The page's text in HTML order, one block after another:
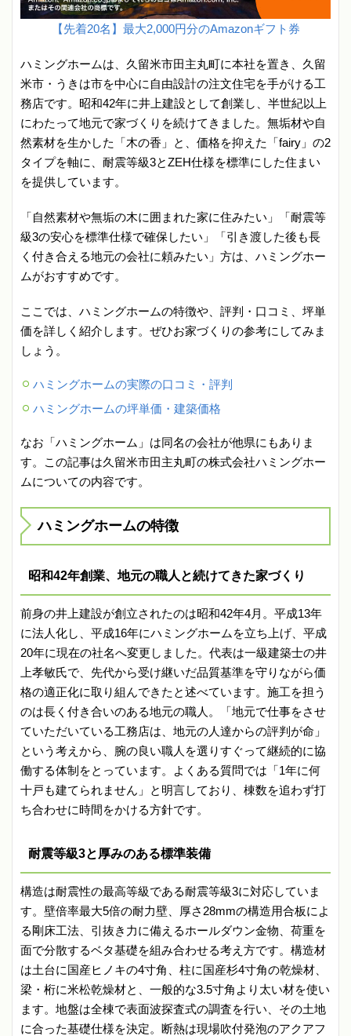
【先着20名】最大2,000円分のAmazonギフト券
ハミングホームは、久留米市田主丸町に本社を置き、久留
米市・うきは市を中心に自由設計の注文住宅を手がける工
務店です。昭和42年に井上建設として創業し、半世紀以上
にわたって地元で家づくりを続けてきました。無垢材や自
然素材を生かした「木の香」と、価格を抑えた「fairy」の2
タイプを軸に、耐震等級3とZEH仕様を標準にした住まい
を提供しています。
「自然素材や無垢の木に囲まれた家に住みたい」「耐震等
級3の安心を標準仕様で確保したい」「引き渡した後も長
く付き合える地元の会社に頼みたい」方は、ハミングホー
ムがおすすめです。
ここでは、ハミングホームの特徴や、評判・口コミ、坪単
価を詳しく紹介します。ぜひお家づくりの参考にしてみま
しょう。
ハミングホームの実際の口コミ・評判
ハミングホームの坪単価・建築価格
なお「ハミングホーム」は同名の会社が他県にもありま
す。この記事は久留米市田主丸町の株式会社ハミングホー
ムについての内容です。
ハミングホームの特徴
昭和42年創業、地元の職人と続けてきた家づくり
前身の井上建設が創立されたのは昭和42年4月。平成13年
に法人化し、平成16年にハミングホームを立ち上げ、平成
20年に現在の社名へ変更しました。代表は一級建築士の井
上孝敏氏で、先代から受け継いだ品質基準を守りながら価
格の適正化に取り組んできたと述べています。施工を担う
のは長く付き合いのある地元の職人。「地元で仕事をさせ
ていただいている工務店は、地元の人達からの評判が命」
という考えから、腕の良い職人を選りすぐって継続的に協
働する体制をとっています。よくある質問では「1年に何
十戸も建てられません」と明言しており、棟数を追わず打
ち合わせに時間をかける方針です。
耐震等級3と厚みのある標準装備
構造は耐震性の最高等級である耐震等級3に対応していま
す。壁倍率最大5倍の耐力壁、厚さ28mmの構造用合板によ
る剛床工法、引抜き力に備えるホールダウン金物、荷重を
面で分散するベタ基礎を組み合わせる考え方です。構造材
は土台に国産ヒノキの4寸角、柱に国産杉4寸角の乾燥材、
梁・桁に米松乾燥材と、一般的な3.5寸角より太い材を使い
ます。地盤は全棟で表面波探査式の調査を行い、その土地
に合った基礎仕様を決定。断熱は現場吹付発泡のアクアフ